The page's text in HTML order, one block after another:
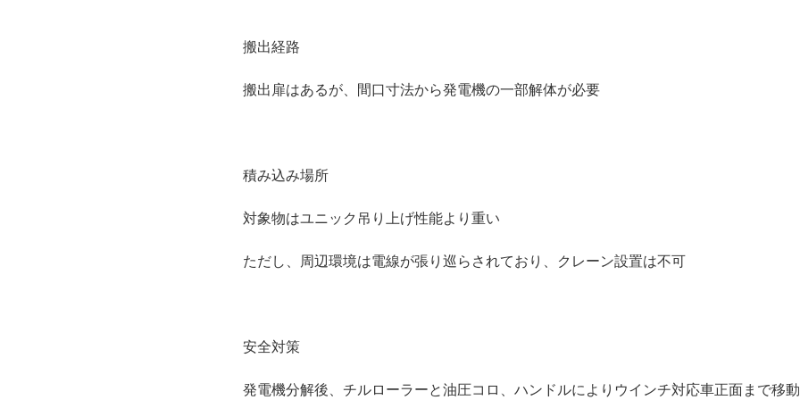
搬出経路
搬出扉はあるが、間口寸法から発電機の一部解体が必要
積み込み場所
対象物はユニック吊り上げ性能より重い
ただし、周辺環境は電線が張り巡らされており、クレーン設置は不可
安全対策
発電機分解後、チルローラーと油圧コロ、ハンドルによりウインチ対応車正面まで移